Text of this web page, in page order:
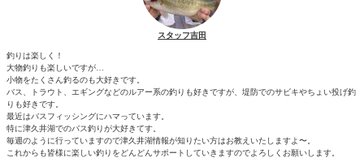
スタッフ吉田
釣りは楽しく！
大物釣りも楽しいですが…
小物をたくさん釣るのも大好きです。
バス、トラウト、エギングなどのルアー系の釣りも好きですが、堤防でのサビキやちょい投げ釣
りも好きです。
最近はバスフィッシングにハマっています。
特に津久井湖でのバス釣りが大好きてす。
毎週のように行っていますので津久井湖情報が知りたい方はお教えいたしますよ〜。
これからも皆様に楽しい釣りをどんどんサポートしていきますのでよろしくお願いします。